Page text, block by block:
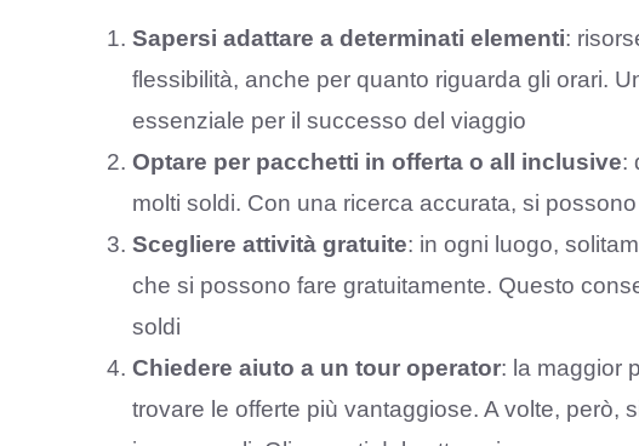
Sapersi adattare a determinati elementi:
flessibilità, anche per quanto riguarda gli orari.
essenziale per il successo del viaggio
Optare per pacchetti in offerta o all inclusive:
molti soldi. Con una ricerca accurata, si
Scegliere attività gratuite: in ogni luogo,
che si possono fare gratuitamente. Questo
soldi
Chiedere aiuto a un tour operator: la maggior
trovare le offerte più vantaggiose. A volte, però,